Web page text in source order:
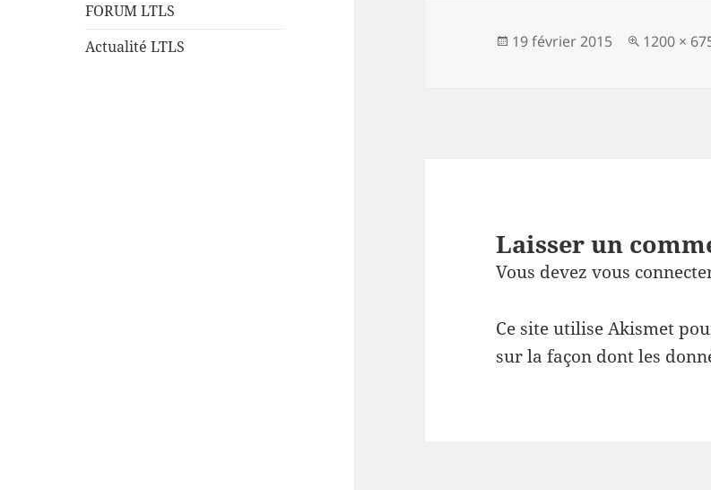
FORUM LTLS
Actualité LTLS
Publié
19 février 2015
Taille
1200 ×
Laisser un
Vous devezvous
Ce site utilise Akismet
sur la façon dont les